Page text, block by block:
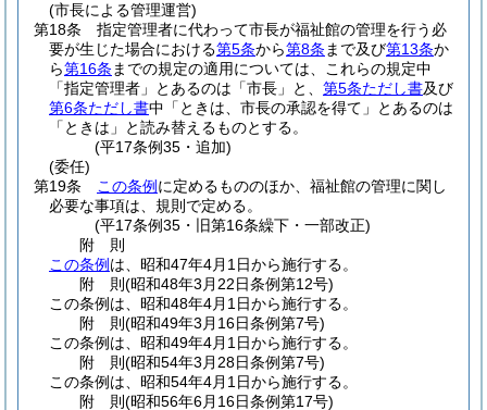
(市長による管理運営)
第18条
指定管理者に代わって市長が福祉館の管理を行う必
要が生じた場合における第5条から第8条 まで及び第13条か
ら第16条 までの規定の適用については、これらの規定中
「指定管理者」とあるのは「市長」と、 第5条ただし書及び
第6条ただし書中「ときは、市長の承認を得て」とあるのは
「ときは」と読み替えるものとする。
(平17条例35・追加)
(委任)
第19条
この条例 に定めるもののほか、福祉館の管理に関し
必要な事項は、規則で定める。
(平17条例35・旧第16条繰下・一部改正)
附 則
この条例 は、昭和47年4月1日から施行する。
附 則(昭和48年3月22日条例第12号)
この条例は、昭和48年4月1日から施行する。
附 則(昭和49年3月16日条例第7号)
この条例は、昭和49年4月1日から施行する。
附 則(昭和54年3月28日条例第7号)
この条例は、昭和54年4月1日から施行する。
附 則(昭和56年6月16日条例第17号)